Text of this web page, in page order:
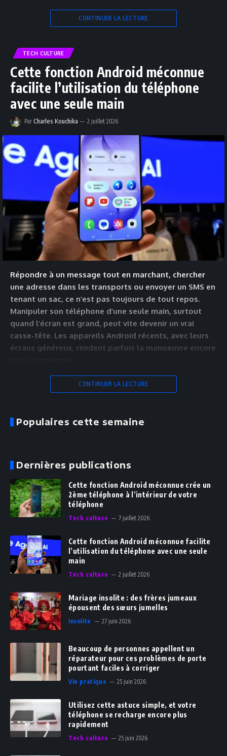
CONTINUER LA LECTURE
TECH CULTURE
Cette fonction Android méconnue
facilite l’utilisation du téléphone
avec une seule main
Par Charles Kouchika 2 juillet 2026
Répondre à un message tout en marchant, chercher
une adresse dans les transports ou envoyer un SMS en
tenant un sac, ce n’est pas toujours de tout repos.
Manipuler son téléphone d’une seule main, surtout
quand l’écran est grand, peut vite devenir un vrai
casse-tête. Les appareils Android récents, avec leurs
écrans généreux, rendent parfois la manoeuvre encore
CONTINUER LA LECTURE
Populaires cette semaine
Dernières publications
Cette fonction Android méconnue crée un
2ème téléphone à l’intérieur de votre
téléphone
Tech culture 7 juillet 2026
Cette fonction Android méconnue facilite
l’utilisation du téléphone avec une seule
main
Tech culture 2 juillet 2026
Mariage insolite : des frères jumeaux
épousent des sœurs jumelles
Insolite 27 juin 2026
Beaucoup de personnes appellent un
réparateur pour ces problèmes de porte
pourtant faciles à corriger
Vie pratique 25 juin 2026
Utilisez cette astuce simple, et votre
téléphone se recharge encore plus
rapidement
Tech culture 25 juin 2026